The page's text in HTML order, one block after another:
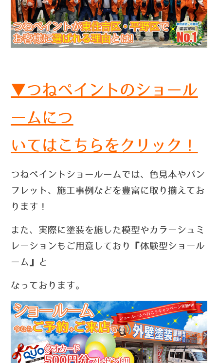
▼つねペイントのショール
ームにつ
いては こちらをクリック！
つねペイントショールームでは、色見本やパン
フレット、施工事例などを豊富に取り揃えてお
ります！
また、実際に塗装を施した模型やカラーシュミ
レーションもご用意しており『体験型ショール
ーム』と
なっております。